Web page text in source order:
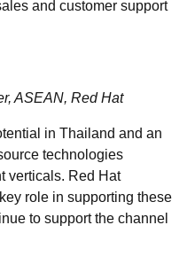
and customer support
ASEAN, Red Hat
in Thailand and an
technologies
verticals. Red Hat
role in supporting these
to support the channel